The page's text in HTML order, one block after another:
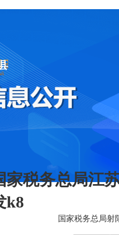
家税务总局江
k8
国家税务总局射